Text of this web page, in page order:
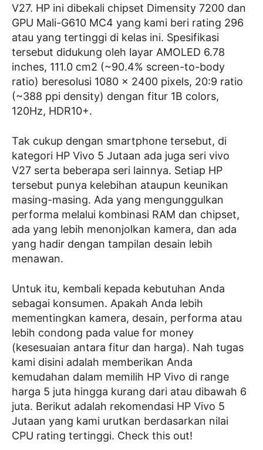
V27. HP ini dibekali chipset Dimensity 7200 dan
GPU Mali-G610 MC4 yang kami beri rating 296
atau yang tertinggi di kelas ini. Spesifikasi
tersebut didukung oleh layar AMOLED 6.78
inches, 111.0 cm2 (~90.4% screen-to-body
ratio) beresolusi 1080 x 2400 pixels, 20:9 ratio
(~388 ppi density) dengan fitur 1B colors,
120Hz, HDR10+.
Tak cukup dengan smartphone tersebut, di
kategori HP Vivo 5 Jutaan ada juga seri vivo
V27 serta beberapa seri lainnya. Setiap HP
tersebut punya kelebihan ataupun keunikan
masing-masing. Ada yang mengunggulkan
performa melalui kombinasi RAM dan chipset,
ada yang lebih menonjolkan kamera, dan ada
yang hadir dengan tampilan desain lebih
menawan.
Untuk itu, kembali kepada kebutuhan Anda
sebagai konsumen. Apakah Anda lebih
mementingkan kamera, desain, performa atau
lebih condong pada value for money
(kesesuaian antara fitur dan harga). Nah tugas
kami disini adalah memberikan Anda
kemudahan dalam memilih HP Vivo di range
harga 5 juta hingga kurang dari atau dibawah 6
juta. Berikut adalah rekomendasi HP Vivo 5
Jutaan yang kami urutkan berdasarkan nilai
CPU rating tertinggi. Check this out!